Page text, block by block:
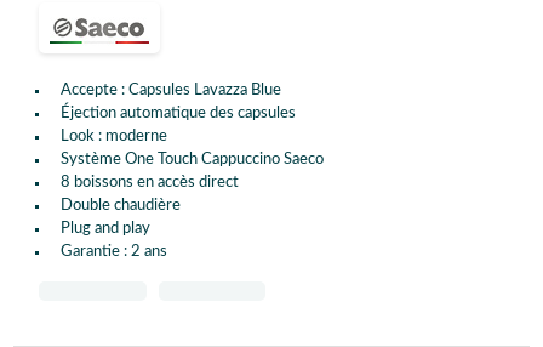
Accepte : Capsules Lavazza Blue
Éjection automatique des capsules
Look : moderne
Système One Touch Cappuccino Saeco
8 boissons en accès direct
Double chaudière
Plug and play
Garantie : 2 ans